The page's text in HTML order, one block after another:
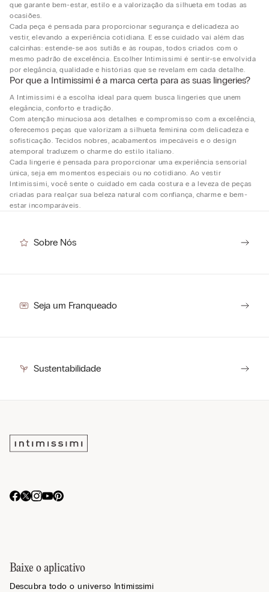
que garante bem-estar, estilo e a valorização da silhueta em todas as
ocasiões.
Cada peça é pensada para proporcionar segurança e delicadeza ao
vestir, elevando a experiência cotidiana. E esse cuidado vai além das
calcinhas: estende-se aos sutiãs e às roupas, todos criados com o
mesmo padrão de excelência. Escolher Intimissimi é sentir-se envolvida
por elegância, qualidade e histórias que se revelam em cada detalhe.
Por que a Intimissimi é a marca certa para as suas lingeries?
A Intimissimi é a escolha ideal para quem busca lingeries que unem
elegância, conforto e tradição.
Com atenção minuciosa aos detalhes e compromisso com a excelência,
oferecemos peças que valorizam a silhueta feminina com delicadeza e
sofisticação. Tecidos nobres, acabamentos impecáveis e o design
atemporal traduzem o charme do estilo italiano.
Cada lingerie é pensada para proporcionar uma experiência sensorial
única, seja em momentos especiais ou no cotidiano. Ao vestir
Intimissimi, você sente o cuidado em cada costura e a leveza de peças
criadas para realçar sua beleza natural com confiança, charme e bem-
estar incomparáveis.
Sobre Nós
Seja um Franqueado
Sustentabilidade
Baixe o aplicativo
Descubra todo o universo Intimissimi